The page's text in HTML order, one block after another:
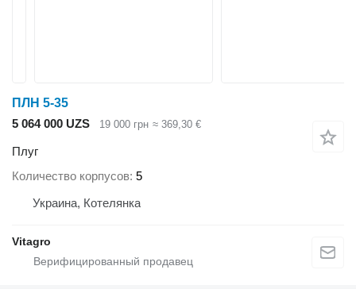
ПЛН 5-35
5 064 000 UZS
19 000 грн ≈ 369,30 €
Плуг
Количество корпусов 5
Украина, Котелянка
Vitagro